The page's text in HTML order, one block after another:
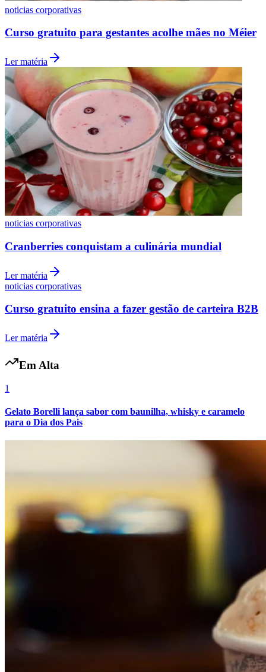
Internacional
Atlético-MG
noticias corporativas
Curso gratuito para gestantes acolhe mães no Méier
Ler matéria
noticias corporativas
Cranberries conquistam a culinária mundial
Ler matéria
noticias corporativas
Curso gratuito ensina a fazer gestão de carteira B2B
Ler matéria
Em Alta
1
Gelato Borelli lança sabor com baunilha, whisky e caramelo
para o Dia dos Pais